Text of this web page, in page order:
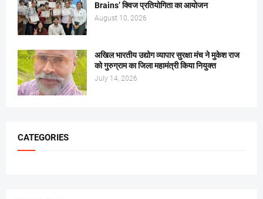
Brains’ क्विज प्रतियोगिता का आयोजन
August 10, 2026
अखिल भारतीय उद्योग व्यापार सुरक्षा मंच ने मुकेश राज
को गुरुग्राम का जिला महामंत्री किया नियुक्त
July 14, 2026
CATEGORIES